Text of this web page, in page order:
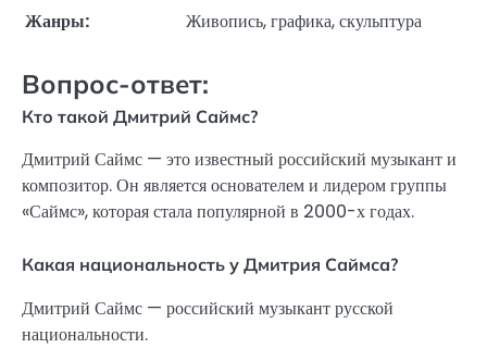
Жанры:
Живопись, графика, скульптура
Вопрос-ответ:
Кто такой Дмитрий Саймс?
Дмитрий Саймс — это известный российский музыкант и
композитор. Он является основателем и лидером группы
«Саймс», которая стала популярной в 2000-х годах.
Какая национальность у Дмитрия Саймса?
Дмитрий Саймс — российский музыкант русской
национальности.